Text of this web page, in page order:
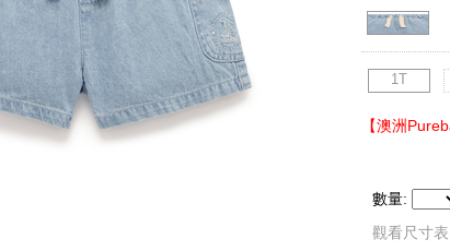
1T
【澳洲
數量:
觀看尺寸表